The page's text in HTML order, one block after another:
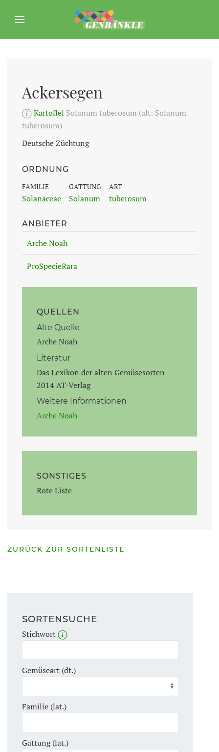
Ackersegen
Kartoffel Solanum tuberosum (alt: Solanum
tuberosum)
Deutsche Züchtung
ORDNUNG
FAMILIE
Solanaceae
GATTUNG
Solanum
ART
tuberosum
ANBIETER
Arche Noah
ProSpecieRara
QUELLEN
Alte Quelle
Arche Noah
Literatur
Das Lexikon der alten Gemüsesorten
2014 AT-Verlag
Weitere Informationen
Arche Noah
SONSTIGES
Rote Liste
ZURÜCK ZUR SORTENLISTE
SORTENSUCHE
Stichwort
Gemüseart (dt.)
Familie (lat.)
Gattung (lat.)